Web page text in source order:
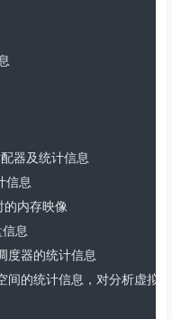
器及统计信息
信息
的内存映像
息
度器的统计信息
间的统计信息，对分析虚拟